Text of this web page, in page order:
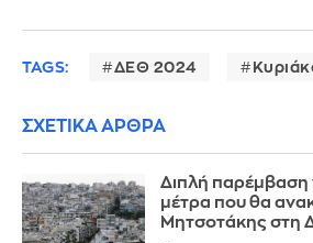
TAGS: ΔΕΘ 2024
ΣΧΕΤΙΚΑ ΑΡΘΡΑ
Διπλή παρέμβαση
μέτρα που θα
Μητσοτάκης στη